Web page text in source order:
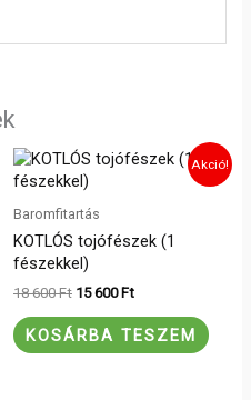
Akció!
Baromfitartás
KOTLÓS tojófészek (1
fészekkel)
18 600Ft
Original
price
was:
18
600 Ft.
15 600Ft
Current
600 Ft.
KOSÁRBA TESZEM